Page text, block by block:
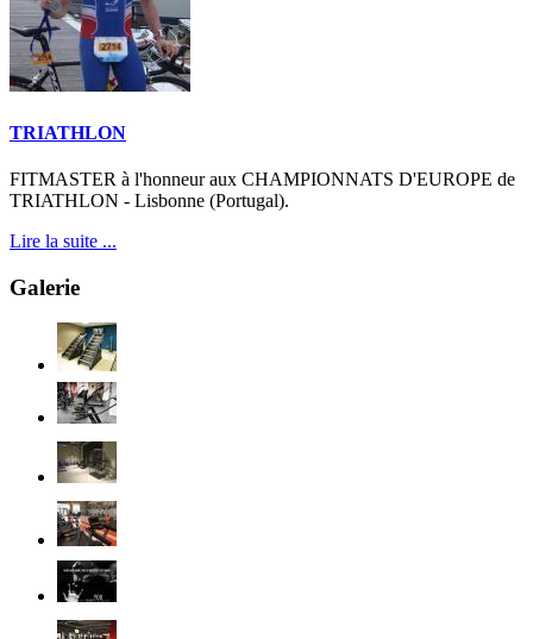
TRIATHLON
FITMASTER à l'honneur aux CHAMPIONNATS D'EUROPE de
TRIATHLON - Lisbonne (Portugal).
Lire la suite ...
Galerie